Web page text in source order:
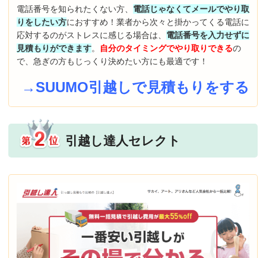
電話番号を知られたくない方、 電話じゃなくてメールでやり取
りをしたい方におすすめ！業者から次々と掛かってくる電話に
応対するのがストレスに感じる場合は、 電話番号を入力せずに
見積もりができます。 自分のタイミングでやり取りできるの
で、急ぎの方もじっくり決めたい方にも最適です！
→SUUMO引越しで見積もりをする
引越し達人セレクト